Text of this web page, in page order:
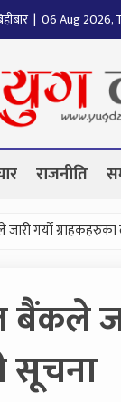
| 06 Aug 2026,
राजनीति
गर्यो
सूचना